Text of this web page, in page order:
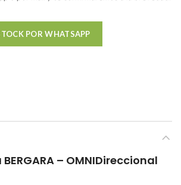
POR WHATSAPP
– OMNIDireccional